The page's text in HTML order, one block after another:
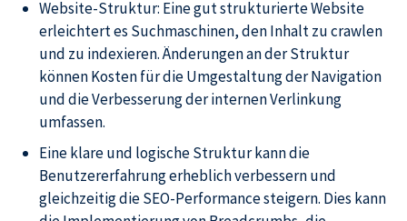
Website-Struktur: Eine gut strukturierte Website
erleichtert es Suchmaschinen, den Inhalt zu crawlen
und zu indexieren. Änderungen an der Struktur
können Kosten für die Umgestaltung der Navigation
und die Verbesserung der internen Verlinkung
umfassen.
Eine klare und logische Struktur kann die
Benutzererfahrung erheblich verbessern und
gleichzeitig die SEO-Performance steigern. Dies kann